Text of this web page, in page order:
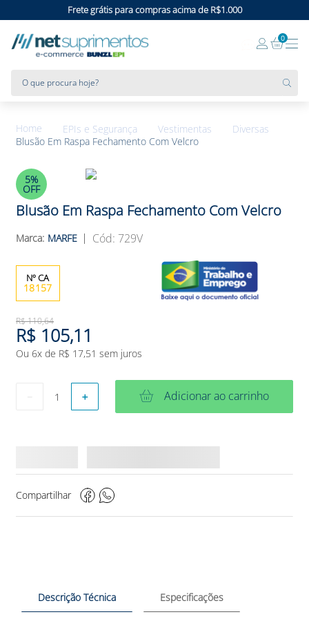
Frete grátis para compras acima de R$1.000
0
EPIs e Segurança Vestimentas
Diversas
Blusão Em Raspa Fechamento Com Velcro
5%
OFF
Blusão Em Raspa Fechamento Com Velcro
MARFE : 729V
18157
R$110,64
R$ 105,11
Ou 6x de R$ 17,51 sem juros
＋ Adicionar ao carrinho
Compartilhar
Descrição Técnica Especificações